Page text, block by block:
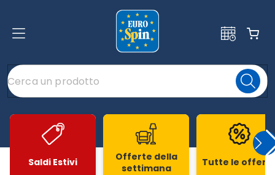
Saldi Estivi
Offerte della
settimana
Tutte le